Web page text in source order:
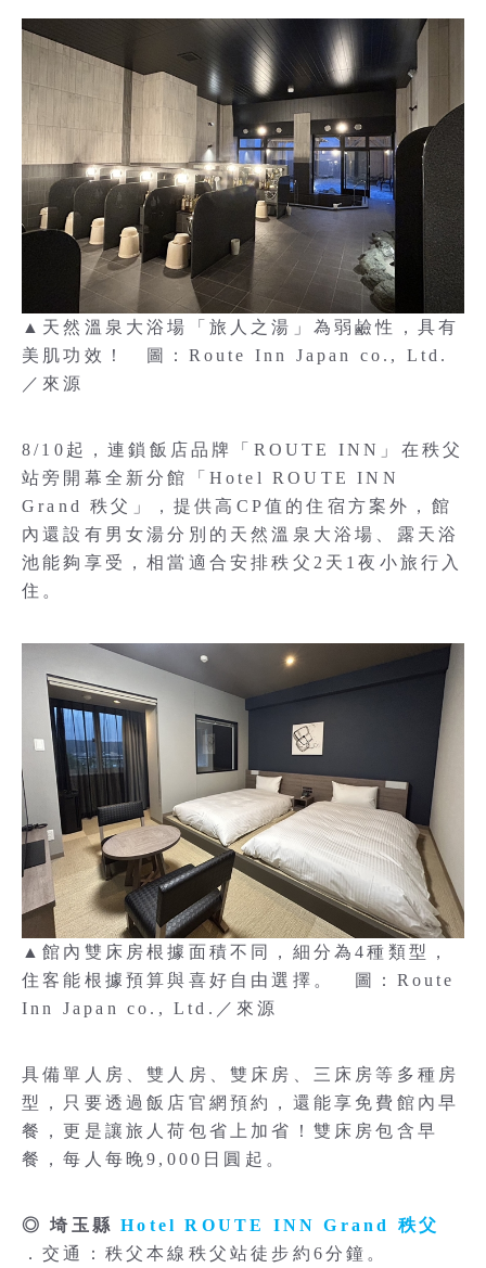
▲天然溫泉大浴場「旅人之湯」為弱鹼性，具有
美肌功效！ 圖：Route Inn Japan co., Ltd.
／來源
8/10起，連鎖飯店品牌「ROUTE INN」在秩父
站旁開幕全新分館「Hotel ROUTE INN
Grand 秩父」，提供高CP值的住宿方案外，館
內還設有男女湯分別的天然溫泉大浴場、露天浴
池能夠享受，相當適合安排秩父2天1夜小旅行入
住。
▲館內雙床房根據面積不同，細分為4種類型，
住客能根據預算與喜好自由選擇。 圖：Route
Inn Japan co., Ltd.／來源
具備單人房、雙人房、雙床房、三床房等多種房
型，只要透過飯店官網預約，還能享免費館內早
餐，更是讓旅人荷包省上加省！雙床房包含早
餐，每人每晚9,000日圓起。
◎ 埼玉縣 Hotel ROUTE INN Grand 秩父
．交通：秩父本線秩父站徒步約6分鐘。